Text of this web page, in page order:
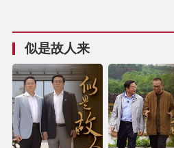
似是故人来